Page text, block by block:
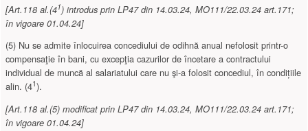
[Art.118 al.(41) introdus prin LP47 din 14.03.24, MO111/22.03.24 art.171;
în vigoare 01.04.24]
(5) Nu se admite înlocuirea concediului de odihnă anual nefolosit printr-o
compensaţie în bani, cu excepţia cazurilor de încetare a contractului
individual de muncă al salariatului care nu şi-a folosit concediul, în condițiile
alin. (41).
[Art.118 al.(5) modificat prin LP47 din 14.03.24, MO111/22.03.24 art.171;
în vigoare 01.04.24]